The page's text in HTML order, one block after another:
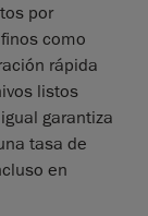
por
como
rápida
listos
garantiza
tasa de
en